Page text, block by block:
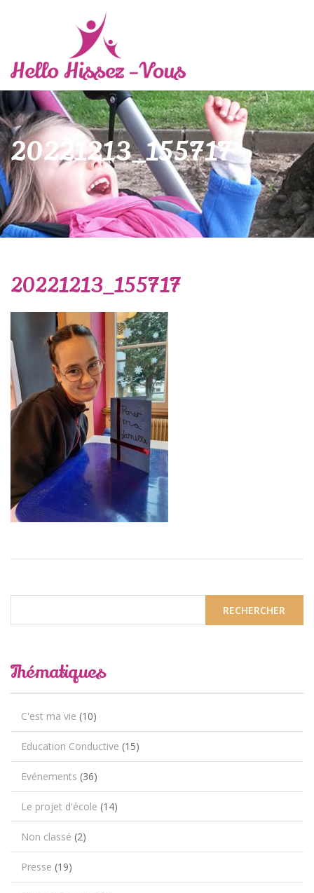
20221213_155717
20221213_155717
Thématiques
C'est ma vie (10)
Education Conductive (15)
Evénements (36)
Le projet d'école (14)
Non classé (2)
Presse (19)